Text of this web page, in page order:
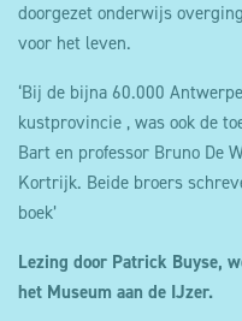
doorgezet onderwijs
voor het leven.
‘Bij de bijna 60.000
kustprovincie , was ook de
Bart en professor Bruno De
Kortrijk. Beide broers
boek’
Lezing door Patrick Buyse,
het Museum aan de IJzer.